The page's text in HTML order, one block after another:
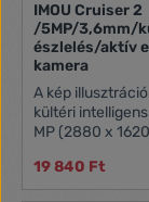
IMOU Cruiser 2
/5MP/3,6mm/
észlelés/aktív
kamera
A kép illusztráció. A
kültéri intelligens PT
MP (2880 x 1620) @ 25/30 fps
110 dB beépített sziréna 8x digitális
Ethernet port Wifi: IEEE802.11b/g/n ONVIF Android és iOS
19 840 Ft